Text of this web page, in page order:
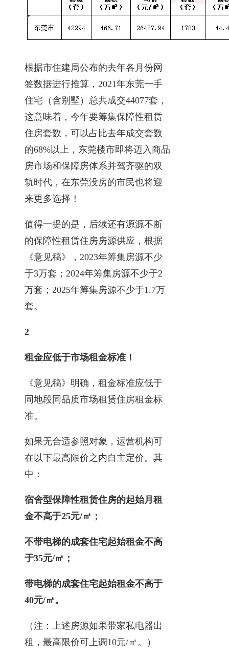
根据市住建局公布的去年各月份网
签数据进行推算，2021年东莞一手
住宅（含别墅）总共成交44077套，
这意味着，今年要筹集保障性租赁
住房套数，可以占比去年成交套数
的68%以上，东莞楼市即将迈入商品
房市场和保障房体系并驾齐驱的双
轨时代，在东莞没房的市民也将迎
来更多选择！
值得一提的是，后续还有源源不断
的保障性租赁住房房源供应，根据
《意见稿》，2023年筹集房源不少
于3万套；2024年筹集房源不少于2
万套；2025年筹集房源不少于1.7万
套。
2
租金应低于市场租金标准！
《意见稿》明确，租金标准应低于
同地段同品质市场租赁住房租金标
准。
如果无合适参照对象，运营机构可
在以下最高限价之内自主定价。其
中：
宿舍型保障性租赁住房的起始月租
金不高于25元/㎡；
不带电梯的成套住宅起始租金不高
于35元/㎡；
带电梯的成套住宅起始租金不高于
40元/㎡。
（注：上述房源如果带家私电器出
租，最高限价可上调10元/㎡。）